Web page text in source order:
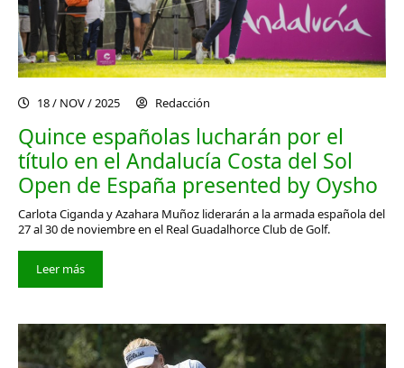
18 / NOV / 2025 Redacción
Quince españolas lucharán por el
título en el Andalucía Costa del Sol
Open de España presented by Oysho
Carlota Ciganda y Azahara Muñoz liderarán a la armada española del
27 al 30 de noviembre en el Real Guadalhorce Club de Golf.
Leer más